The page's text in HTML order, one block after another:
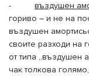
- въздушен
гориво – и не на
въздушен
своите разходи на
от типа „въздушен
чак толкова